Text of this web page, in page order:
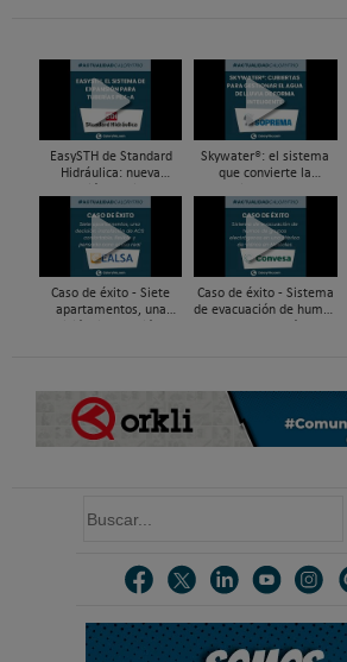
EasySTH de Standard
Hidráulica: nueva
de expansión para
tuberías PEX
Skywater®: el sistema
que convierte la
infraestructura activa de
gestión del agua...
Caso de éxito - Siete
apartamentos, una
Caso de éxito - Sistema
de evacuación de humos
u
r
.